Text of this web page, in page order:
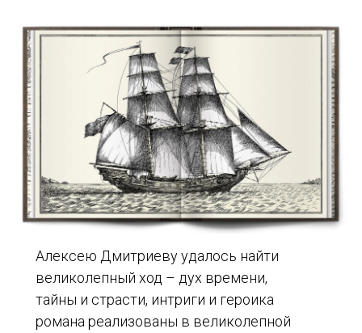
Алексею Дмитриеву удалось найти
великолепный ход – дух времени,
тайны и страсти, интриги и героика
романа реализованы в великолепной